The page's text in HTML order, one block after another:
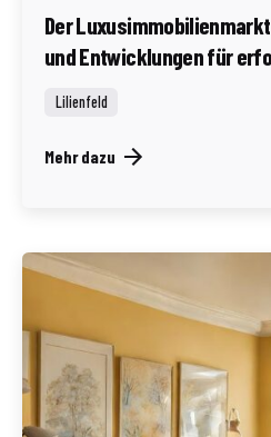
Der
und Entwicklungen für
Lilienfeld
Mehr dazu